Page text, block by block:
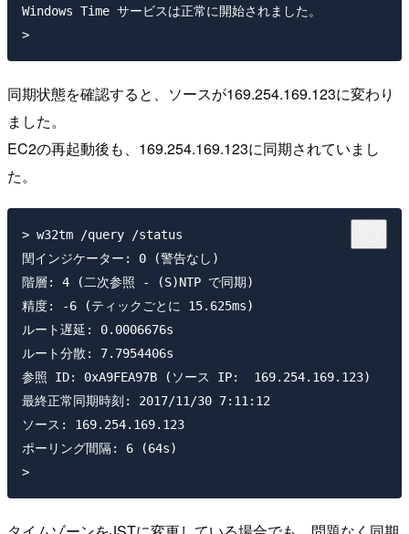
Windows Time サービスは正常に開始されました。
同期状態を確認すると、ソースが169.254.169.123に変わり
ました。
EC2の再起動後も、169.254.169.123に同期されていまし
た。
> w32tm /query /status
閏インジケーター: 0 (警告なし)
階層: 4 (二次参照 - (S)NTP で同期)
精度: -6 (ティックごとに 15.625ms)
ルート遅延: 0.0006676s
ルート分散: 7.7954406s
参照 ID: 0xA9FEA97B (ソース IP:  169.254.169.123)
最終正常同期時刻: 2017/11/30 7:11:12
ソース: 169.254.169.123
ポーリング間隔: 6 (64s)